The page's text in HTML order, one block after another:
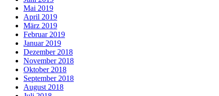
Mai 2019
April 2019
März 2019
Februar 2019
Januar 2019
Dezember 2018
November 2018
Oktober 2018
September 2018
August 2018